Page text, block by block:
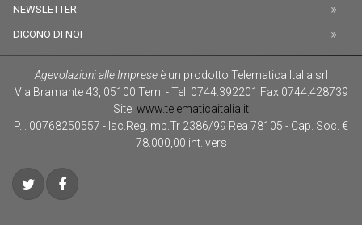
NEWSLETTER
DICONO DI NOI
Agevolazioni alle Impreseè un prodotto Telematica Italia srl
Via Bramante 43 05100 Terni -Tel. 0744.392201 Fax 0744.428739
Site: www.telematicaitalia.it
P.i. 00768250557 - Isc.Reg.Imp.Tr 2386/99 Rea 78105 - Cap. Soc. €
78.000,00 int. vers